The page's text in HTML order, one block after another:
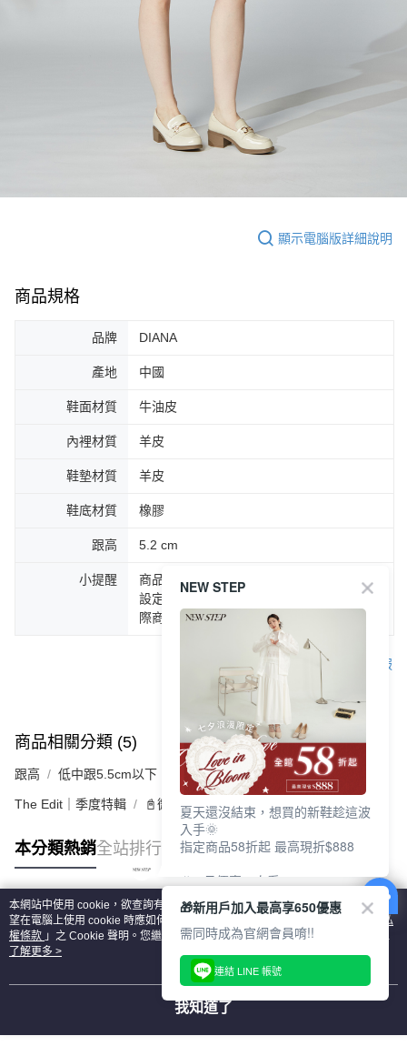
顯示電腦版詳細說明
商品規格
品牌 DIANA
產地 中國
鞋面材質 牛油皮
內裡材質 羊皮
鞋墊材質 羊皮
鞋底材質 橡膠
跟高 5.2 cm
小提醒
商品圖片顏色會因拍攝燈光環境或個人螢幕
設定不同，而造成部份色差現象，顏色以實
際商品為主。
客服
商品相關分類 (5) 查看全部
跟高 低中跟5.5cm以下
The Edit｜季度特輯 📓微甜加氛樂福鞋Loafers
本分類熱銷全站排行
熱門標籤
本網站中使用 cookie，欲查詢有關本網站使用 cookie 方式之詳情，及若您不希
望在電腦上使用 cookie 時應如何變更電腦的 cookie 設定，請參閱本網站「
隱私
權條款 」之 Cookie 聲明。您繼續使用本網站即表示您同意本公司得按本網站使
用條款之 Cookie 聲明使用 cookie。
了解更多 >
我知道了
NEW STEP
夏天還沒結束，想買的新鞋趁這波
入手🌞
指定商品58折起 最高現折$888
🎉 8月優惠一次看
①LINE購物最高10%回饋
②每周限定品現折200
③指定商品58折起 最高現折$888
上班鞋、休閒鞋、涼鞋一次逛齊
好搭、出遊好走、聚會也漂亮
🎁新用戶加入最高享650優惠
需同時成為官網會員唷!!
連結 LINE 帳號